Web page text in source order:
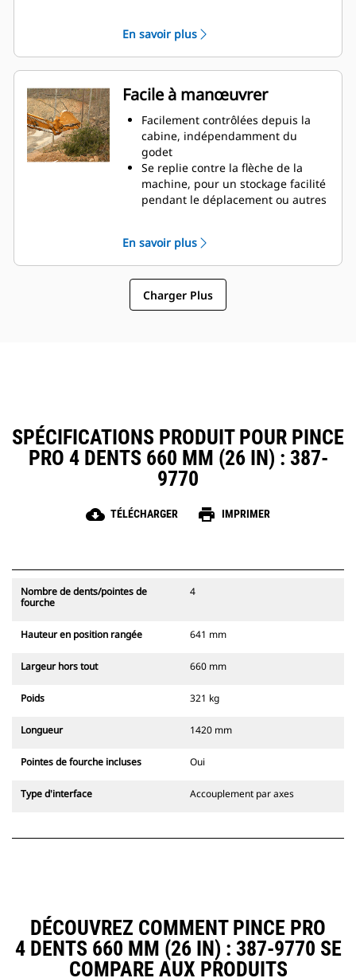
pince et le godet ou râteau grâce à
la courbure unique et la denture
de la pince
Obtenez les pinces les plus
appropriées à vos applications.
Avec quatre configurations de
dents, sélectionnez la meilleure
option, pour une préhension
complète ou le repli de la flèche
lors du transport.
La gestion de plusieurs
d'attache. Il est recommandé de
sélectionner des modèles de
pinces compatibles avec les
attaches à accouplement par axes
Cat, ce qui permet un partage des
En savoir plus
Facile à manœuvrer
Facilement contrôlées depuis la
cabine, indépendamment du
godet
Se replie contre la flèche de la
machine, pour un stockage facilité
pendant le déplacement ou autres
maintenance et du
fonctionnement général font des
pinces un accessoire plus simple
et au coût d'exploitation plus
abordable que les grappins
En savoir plus
Charger Plus
SPÉCIFICATIONS PRODUIT POUR PINCE
PRO 4 DENTS 660 MM (26 IN) : 387-
9770
cloud_download TÉLÉCHARGER print IMPRIMER
Nombre de dents/pointes de
fourche
4
Hauteur en position rangée 641 mm
Largeur hors tout 660 mm
Poids 321 kg
Longueur 1420 mm
Pointes de fourche incluses Oui
Type d'interface Accouplement par axes
DÉCOUVREZ COMMENT PINCE PRO
4 DENTS 660 MM (26 IN) : 387-9770 SE
COMPARE AUX PRODUITS